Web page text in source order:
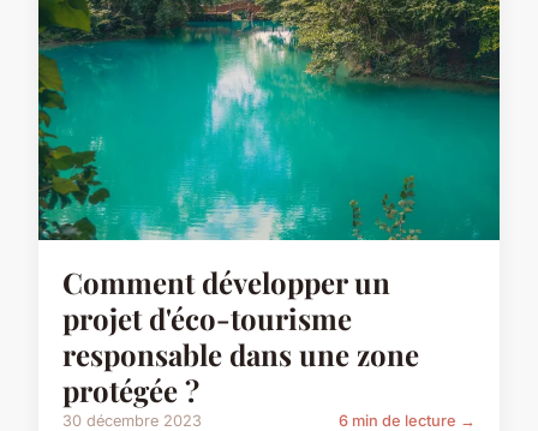
Comment développer un
projet d'éco-tourisme
responsable dans une zone
protégée ?
30 décembre 2023 6 min de lecture →